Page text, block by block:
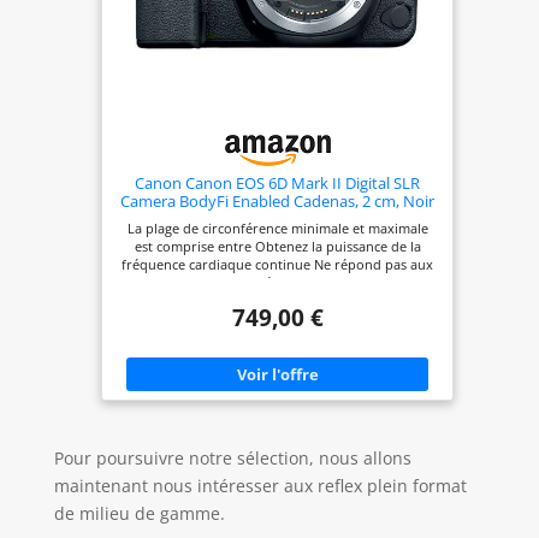
Canon Canon EOS 6D Mark II Digital SLR
Camera BodyFi Enabled Cadenas, 2 cm, Noir
La plage de circonférence minimale et maximale
est comprise entre Obtenez la puissance de la
fréquence cardiaque continue Ne répond pas aux
touches malgré sa charge et non
749,00 €
Pour poursuivre notre sélection, nous allons
maintenant nous intéresser aux reflex plein format
de milieu de gamme.